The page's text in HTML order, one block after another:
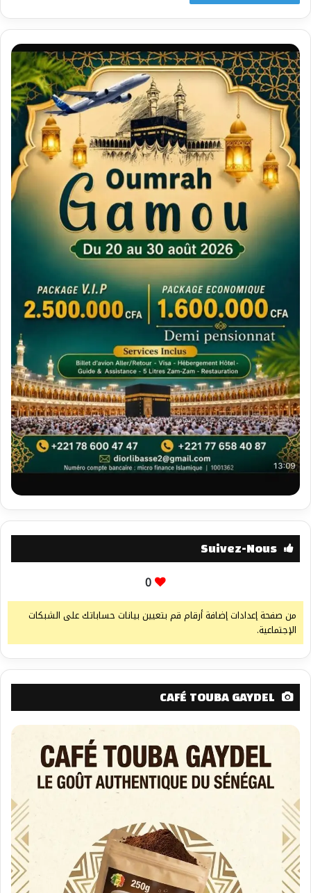
Suivez-Nous
0
من صفحة إعدادات إضافة أرقام قم بتعيين بيانات حساباتك على الشبكات
الإجتماعية.
CAFÉ TOUBA GAYDEL